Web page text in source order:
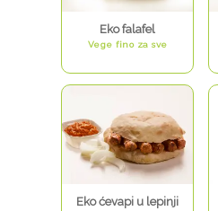
Eko falafel
Vege fino za sve
Eko ćevapi u lepinji